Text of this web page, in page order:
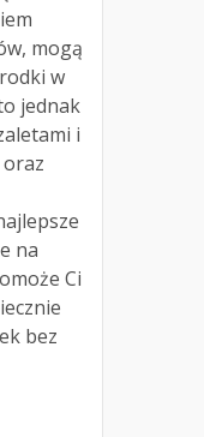
mogą
w
jednak
i
na
Ci
bez